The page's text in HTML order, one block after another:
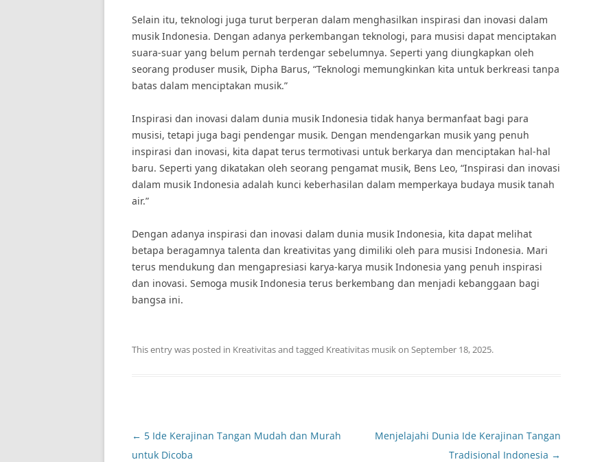
Selain itu, teknologi juga turut berperan dalam menghasilkan inspirasi dan inovasi dalam
musik Indonesia. Dengan adanya perkembangan teknologi, para musisi dapat menciptakan
suara-suar yang belum pernah terdengar sebelumnya. Seperti yang diungkapkan oleh
seorang produser musik, Dipha Barus, “Teknologi memungkinkan kita untuk berkreasi tanpa
batas dalam menciptakan musik.”
Inspirasi dan inovasi dalam dunia musik Indonesia tidak hanya bermanfaat bagi para
musisi, tetapi juga bagi pendengar musik. Dengan mendengarkan musik yang penuh
inspirasi dan inovasi, kita dapat terus termotivasi untuk berkarya dan menciptakan hal-hal
baru. Seperti yang dikatakan oleh seorang pengamat musik, Bens Leo, “Inspirasi dan inovasi
dalam musik Indonesia adalah kunci keberhasilan dalam memperkaya budaya musik tanah
air.”
Dengan adanya inspirasi dan inovasi dalam dunia musik Indonesia, kita dapat melihat
betapa beragamnya talenta dan kreativitas yang dimiliki oleh para musisi Indonesia. Mari
terus mendukung dan mengapresiasi karya-karya musik Indonesia yang penuh inspirasi
dan inovasi. Semoga musik Indonesia terus berkembang dan menjadi kebanggaan bagi
bangsa ini.
This entry was posted in Kreativitasand tagged Kreativitas musikon September 18, 2025.
Post
navigation
← 5 Ide Kerajinan Tangan Mudah dan Murah
untuk Dicoba
Menjelajahi Dunia Ide Kerajinan Tangan
Tradisional Indonesia →